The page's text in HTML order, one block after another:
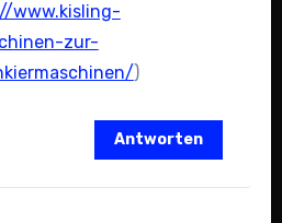
www.kisling-
zur-
)
Antworten